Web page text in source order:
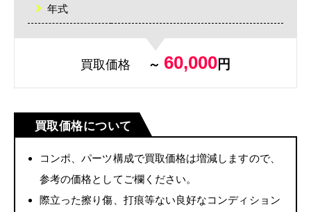
年式
買取価格 ～ 60,000円
買取価格について
コンポ、パーツ構成で買取価格は増減しますので、
参考の価格としてご欄ください。
際立った擦り傷、打痕等ない良好なコンディション